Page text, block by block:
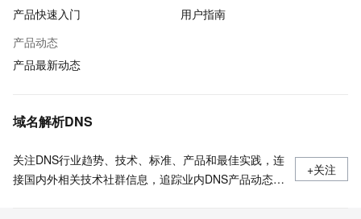
产品快速入门
用户指南
产品动态
产品最新动态
域名解析DNS
关注DNS行业趋势、技术、标准、产品和最佳实践，连
接国内外相关技术社群信息，追踪业内DNS产品动态，
+关注